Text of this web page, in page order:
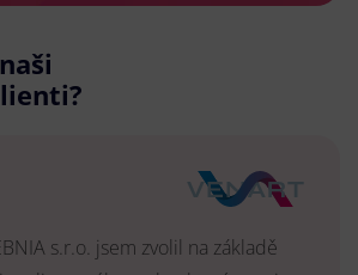
s.r.o. jsem zvolil na základě